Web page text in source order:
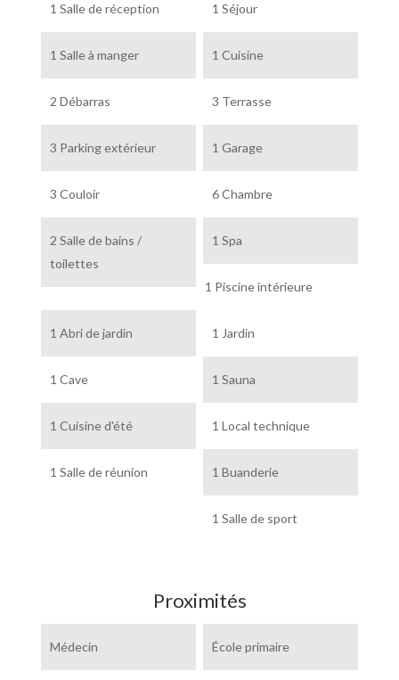
1 Salle de réception 1 Séjour
1 Salle à manger 1 Cuisine
2 Débarras 3 Terrasse
3 Parking extérieur 1 Garage
3 Couloir 6 Chambre
2 Salle de bains /
toilettes
1 Spa
1 Piscine intérieure
1 Jardin
1 Abri de jardin
1 Sauna
1 Cave
1 Local technique
1 Cuisine d'été
1 Buanderie
1 Salle de réunion
1 Salle de sport
Proximités
Médecin École primaire